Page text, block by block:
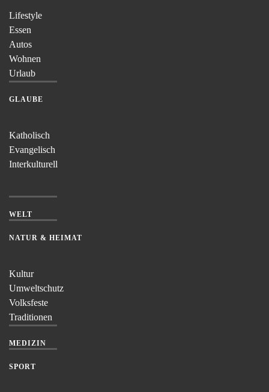
Lifestyle
Essen
Autos
Wohnen
Urlaub
GLAUBE
Katholisch
Evangelisch
Interkulturell
WELT
NATUR & HEIMAT
Kultur
Umweltschutz
Volksfeste
Traditionen
MEDIZIN
SPORT